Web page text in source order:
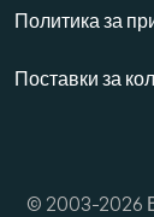
Политика за
Поставки за
© 2003-2026